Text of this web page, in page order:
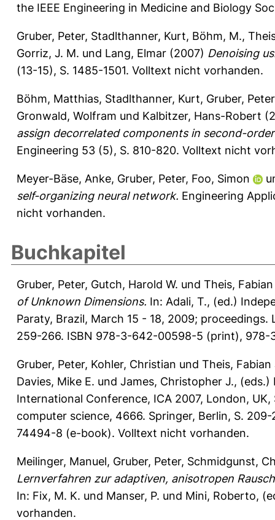
the IEEE Engineering in Medicine and Biology
Gruber, Peter, Stadlthanner, Kurt, Böhm, M.,
Gorriz, J. M. und Lang, Elmar (2007) Denoising
(13-15), S. 1485-1501. Volltext nicht vorhanden.
Böhm, Matthias, Stadlthanner, Kurt, Gruber, Peter
Gronwald, Wolfram und Kalbitzer, Hans-Robert
assign decorrelated components in second-
Engineering 53 (5), S. 810-820. Volltext nicht
Meyer-Bäse, Anke, Gruber, Peter, Foo, Simon
self-organizing neural network. Engineering
nicht vorhanden.
Buchkapitel
Gruber, Peter, Gutch, Harold W. und Theis,
of Unknown Dimensions. In: Adali, T., (ed.)
Paraty, Brazil, March 15 - 18, 2009;
259-266. ISBN 978-3-642-00598-5 (print),
Gruber, Peter, Kohler, Christian und Theis, Fabian
Davies, Mike E. und James, Christopher J., (eds.)
International Conference, ICA 2007, London,
computer science, 4666. Springer, Berlin, S.
74494-8 (e-book). Volltext nicht vorhanden.
Meilinger, Manuel, Gruber, Peter, Schmidgunst,
Lernverfahren zur adaptiven, anisotropen
In: Fix, M. K. und Manser, P. und Mini, Roberto,
vorhanden.